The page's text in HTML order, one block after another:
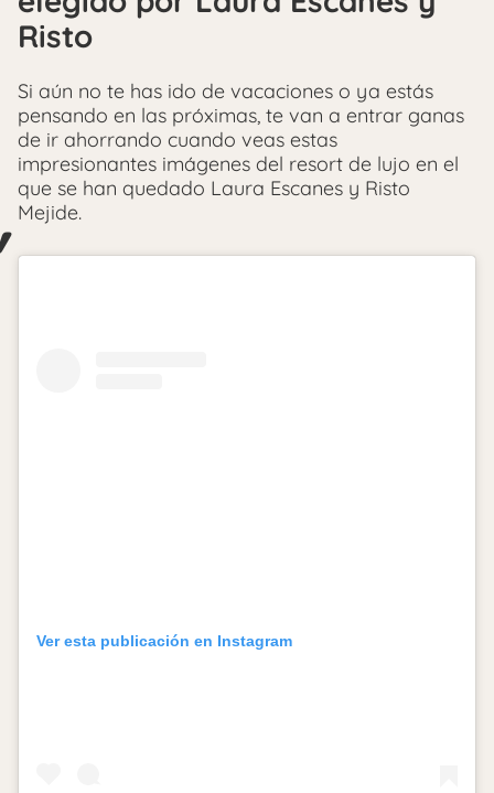
Risto
Si aún no te has ido de vacaciones o ya estás
pensando en las próximas, te van a entrar ganas
de ir ahorrando cuando veas estas
impresionantes imágenes del resort de lujo en el
que se han quedado Laura Escanes y Risto
Mejide.
Ver esta publicación en Instagram